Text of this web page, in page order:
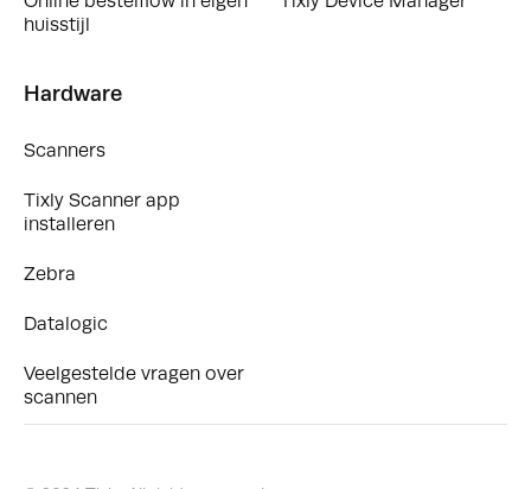
huisstijl
Hardware
Scanners
Tixly Scanner app
installeren
Zebra
Datalogic
Veelgestelde vragen over
scannen